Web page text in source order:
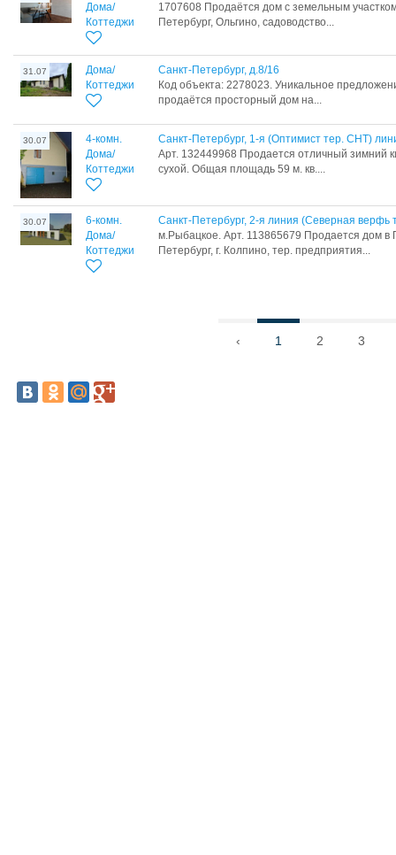
Дома/
Коттеджи
1707608 Продаётся дом с земельным
Петербург, Ольгино, садоводство...
31.07
Дома/
Коттеджи
Санкт-Петербург, д.8/16
Код объекта: 2278023. Уникальное
продаётся просторный дом на...
30.07
4-комн.
Дома/
Коттеджи
Санкт-Петербург, 1-я (Оптимист тер. СНТ)
Арт. 132449968 Продается отличный зимний
сухой. Общая площадь 59 м. кв....
30.07
6-комн.
Дома/
Коттеджи
Санкт-Петербург, 2-я линия (Северная верфь
м.Рыбацкое. Арт. 113865679 Продается дом в
Петербург, г. Колпино, тер. предприятия...
‹ 1 2 3